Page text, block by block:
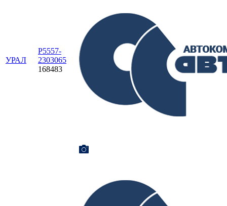
УРАЛ
Р5557-
2303065
168483